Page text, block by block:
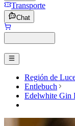
Transporte
Chat
Región de
Entlebuch
Edelwhite Gin